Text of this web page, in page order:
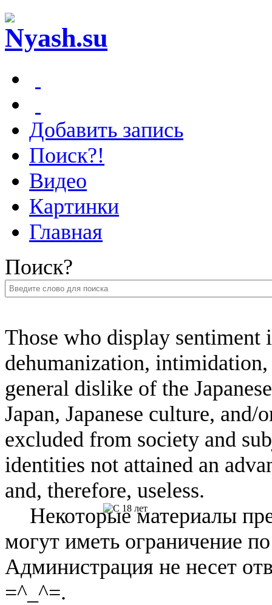
Добавить запись
Поиск?!
Видео
Картинки
Главная
Поиск?
Those who display
dehumanization,
general dislike of the
Japan, Japanese culture, and/
excluded from society and
identities not attained an
and, therefore, useless.
Некоторые материалы
могут иметь ограничение
Администрация не несет
=^_^=.